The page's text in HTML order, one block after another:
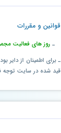
قوانین و مقررات
ـ روز های فعالیت
ـ برای اطمینان از دایر
قید شده در سایت توجه